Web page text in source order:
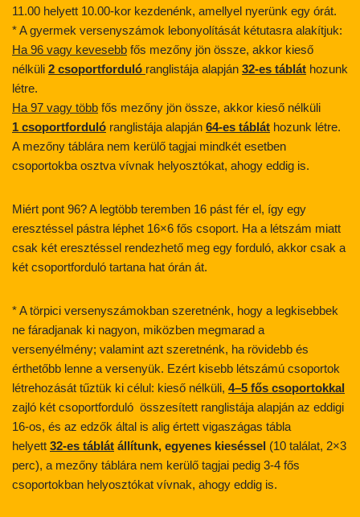
11.00 helyett 10.00-kor kezdenénk, amellyel nyerünk egy órát.
* A gyermek versenyszámok lebonyolítását kétutasra alakítjuk:
Ha 96 vagy kevesebb fős mezőny jön össze, akkor kieső
nélküli 2 csoportforduló ranglistája alapján 32-es táblát hozunk
létre.
Ha 97 vagy több fős mezőny jön össze, akkor kieső nélküli
1 csoportforduló ranglistája alapján 64-es táblát hozunk létre.
A mezőny táblára nem kerülő tagjai mindkét esetben
csoportokba osztva vívnak helyosztókat, ahogy eddig is.
Miért pont 96? A legtöbb teremben 16 pást fér el, így egy
eresztéssel pástra léphet 16×6 fős csoport. Ha a létszám miatt
csak két eresztéssel rendezhető meg egy forduló, akkor csak a
két csoportforduló tartana hat órán át.
* A törpici versenyszámokban szeretnénk, hogy a legkisebbek
ne fáradjanak ki nagyon, miközben megmarad a
versenyélmény; valamint azt szeretnénk, ha rövidebb és
érthetőbb lenne a versenyük. Ezért kisebb létszámú csoportok
létrehozását tűztük ki célul: kieső nélküli, 4–5 fős csoportokkal
zajló két csoportforduló összesített ranglistája alapján az eddigi
16-os, és az edzők által is alig értett vigaszágas tábla
helyett 32-es táblát állítunk, egyenes kieséssel (10 találat, 2×3
perc), a mezőny táblára nem kerülő tagjai pedig 3-4 fős
csoportokban helyosztókat vívnak, ahogy eddig is.